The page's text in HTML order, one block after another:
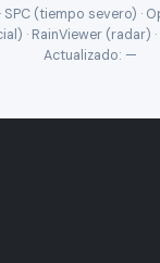
SPC (tiempo severo) ·
· RainViewer (radar)
Actualizado: —